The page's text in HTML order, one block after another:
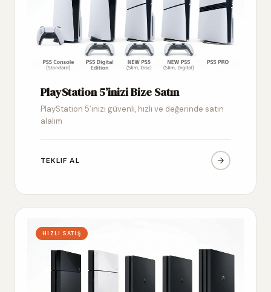
PlayStation 5’inizi Bize Satın
PlayStation 5’inizi güvenli, hızlı ve değerinde satın
alalım
TEKLIF AL
HIZLI SATIŞ